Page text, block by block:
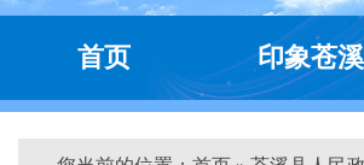
首页 印象苍溪